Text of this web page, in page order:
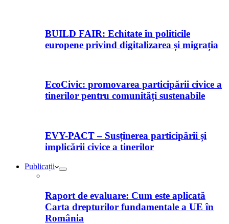
BUILD FAIR: Echitate în politicile
europene privind digitalizarea și migrația
EcoCivic: promovarea participării civice a
tinerilor pentru comunități sustenabile
EVY-PACT – Susținerea participării și
implicării civice a tinerilor
Publicații
Raport de evaluare: Cum este aplicată
Carta drepturilor fundamentale a UE în
România